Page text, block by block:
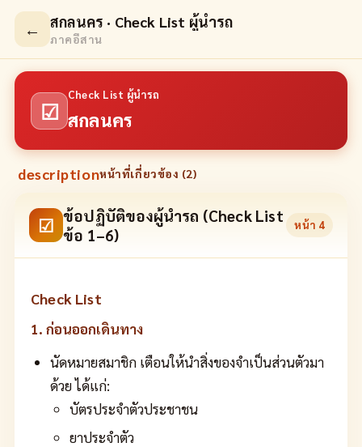
← สกลนคร · Check List ผู้นำรถ
ภาคอีสาน
☑
Check List ผู้นำรถ
สกลนคร
descriptionหน้าที่เกี่ยวข้อง (2)
☑ ข้อปฏิบัติของผู้นำรถ (Check List
ข้อ 1–6)
หน้า 4
Check List
1. ก่อนออกเดินทาง
นัดหมายสมาชิก เตือนให้นำสิ่งของจำเป็นส่วนตัวมา
ด้วย ได้แก่:
บัตรประจำตัวประชาชน
ยาประจำตัว